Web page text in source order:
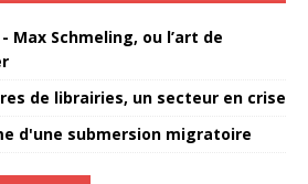
Max Schmeling, ou l’art de
de librairies, un secteur en crise
d'une submersion migratoire